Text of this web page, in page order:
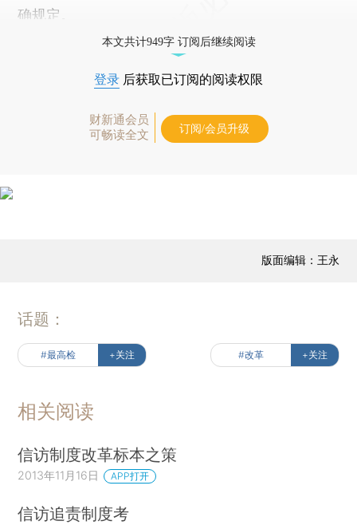
确规定。
本文共计949字 订阅后继续阅读
登录 后获取已订阅的阅读权限
财新通会员
可畅读全文
订阅/会员升级
版面编辑：王永
话题：
#最高检 +关注 #改革 +关注
相关阅读
信访制度改革标本之策
2013年11月16日 APP打开
信访追责制度考